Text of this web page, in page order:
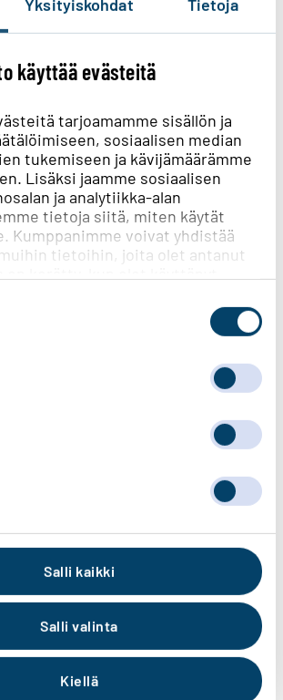
Yksityiskohdat Tietoja
käyttää evästeitä
tarjoamamme sisällön ja
sosiaalisen median
tukemiseen ja kävijämäärämme
Lisäksi jaamme sosiaalisen
ja analytiikka-alan
tietoja siitä, miten käytät
Kumppanimme voivat yhdistää
tietoihin, joita olet antanut
Salli kaikki
Salli valinta
Kiellä
sähkökatkon aikana
kartalla